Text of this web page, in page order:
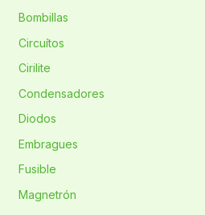
Bombillas
Circuítos
Cirilite
Condensadores
Diodos
Embragues
Fusible
Magnetrón